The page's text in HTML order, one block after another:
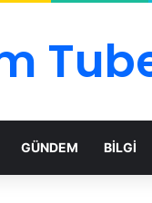
GÜNDEM BİLGİ